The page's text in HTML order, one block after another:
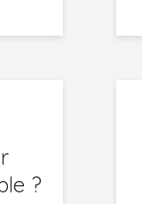
?